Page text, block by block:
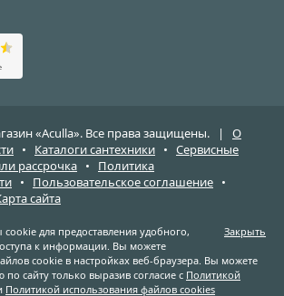
«Aculla». Все права защищены. | О
• Каталоги сантехники • Сервисные
рассрочка • Политика
• Пользовательское соглашение •
сайта
Закрыть
для предоставления удобного,
к информации. Вы можете
cookie в настройках веб-браузера. Вы можете
сайту только выразив согласие с Политикой
Политикой использования файлов cookies